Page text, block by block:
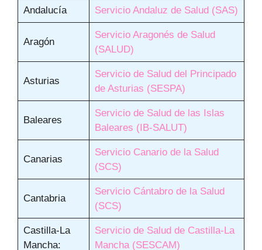
Andalucía Servicio Andaluz de Salud (SAS)
Aragón
Servicio Aragonés de Salud
(SALUD)
Asturias
Servicio de Salud del Principado
de Asturias (SESPA)
Baleares
Servicio de Salud de las Islas
Baleares (IB-SALUT)
Canarias
Servicio Canario de la Salud
(SCS)
Cantabria
Servicio Cántabro de la Salud
(SCS)
Castilla-La
Mancha:
Servicio de Salud de Castilla-La
Mancha (SESCAM)